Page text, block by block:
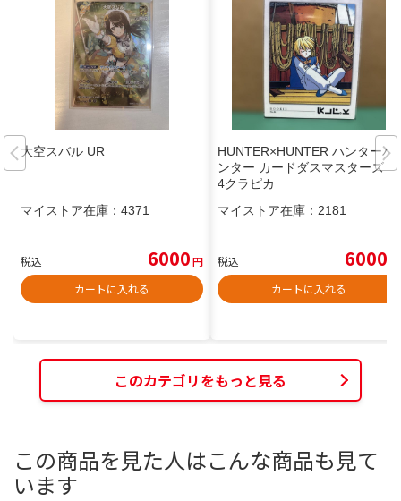
大空スバル UR
マイストア在庫： 4371
税込 6000円
カートに入れる
HUNTER×HUNTER ハンターハ
ンター カードダスマスターズ 3
4クラピカ
マイストア在庫： 2181
税込 6000
カートに入れる
このカテゴリをもっと見る
この商品を見た人はこんな商品も見て
います